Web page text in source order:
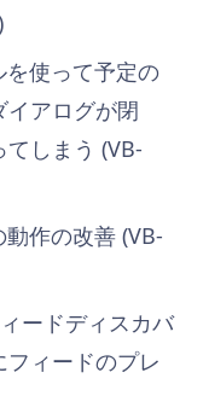
使って予定の
イアログが閉
しまう (VB-
作の改善 (VB-
ードディスカバ
フィードのプレ